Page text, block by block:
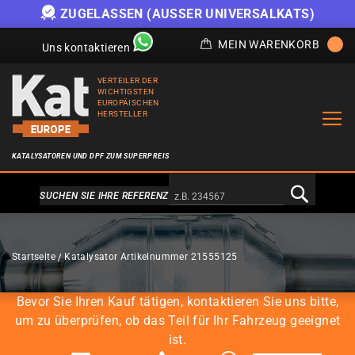
ZUGELASSEN (AUSSER UNIVERSALKATS)
Uns kontaktieren MEIN WARENKORB
VERTEILER DER
WICHTIGSTEN
EUROPÄISCHEN
HERSTELLER
KATALYSATOREN UND DPF ZUM SUPERPREIS
Alternativa a Doofinder
SUCHEN SIE IHRE REFERENZ
KATALYSATOREN
Startseite Katalysator Artikelnummer 21555125
Bevor Sie Ihren Kauf tätigen, kontaktieren Sie uns bitte,
um zu überprüfen, ob das Teil für Ihr Fahrzeug geeignet
ist.